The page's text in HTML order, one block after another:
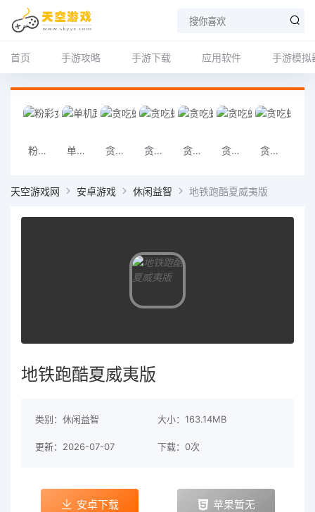
首页 手游攻略 手游下载 应用软件 手游模拟
粉彩女孩 单机跑得快:关牌 贪吃蛇大作战安卓APP 贪吃蛇大作战安卓版 贪吃蛇大作战手机版APP 贪吃蛇大作战手机版 贪吃蛇大作战正版
天空游戏网 安卓游戏 休闲益智 地铁跑酷夏威夷版
地铁跑酷夏威夷版
类别：休闲益智 大小：163.14MB
更新：2026-07-07 下载：0次
安卓下载 苹果暂无